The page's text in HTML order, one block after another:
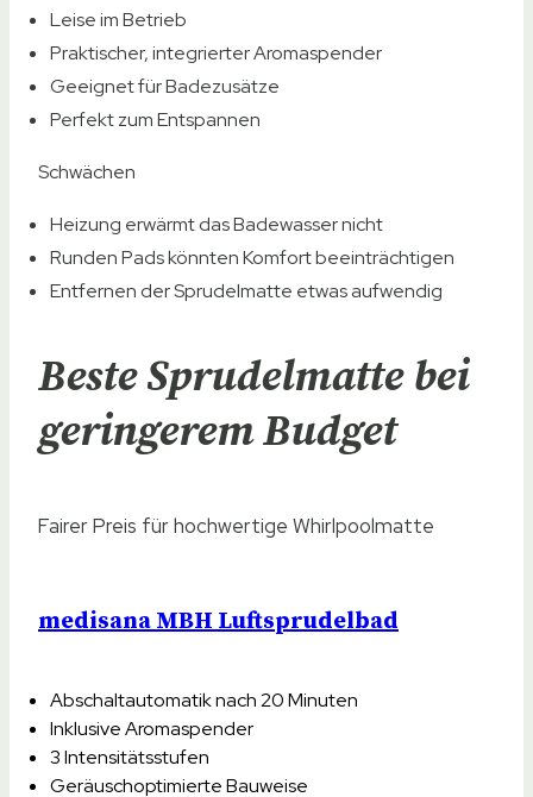
Leise im Betrieb
Praktischer, integrierter Aromaspender
Geeignet für Badezusätze
Perfekt zum Entspannen
Schwächen
Heizung erwärmt das Badewasser nicht
Runden Pads könnten Komfort beeinträchtigen
Entfernen der Sprudelmatte etwas aufwendig
Beste Sprudelmatte bei
geringerem Budget
Fairer Preis für hochwertige Whirlpoolmatte
medisana MBH Luftsprudelbad
Abschaltautomatik nach 20 Minuten
Inklusive Aromaspender
3 Intensitätsstufen
Geräuschoptimierte Bauweise